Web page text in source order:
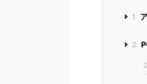
1
2